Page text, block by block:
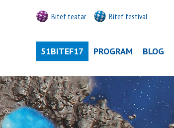
Bitef teatar Bitef festival
51BITEF17 PROGRAM BLOG